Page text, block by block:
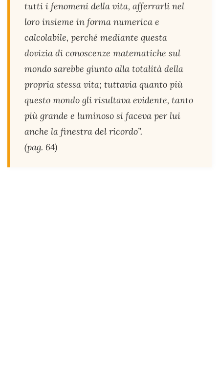
tutti i fenomeni della vita, afferrarli nel
loro insieme in forma numerica e
calcolabile, perché mediante questa
dovizia di conoscenze matematiche sul
mondo sarebbe giunto alla totalità della
propria stessa vita; tuttavia quanto più
questo mondo gli risultava evidente, tanto
più grande e luminoso si faceva per lui
anche la finestra del ricordo”.
(pag. 64)